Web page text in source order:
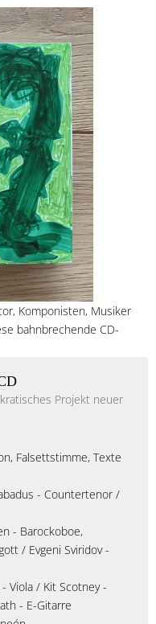
Komponisten, Musiker
bahnbrechende CD-
Projekt neuer
Falsettstimme, Texte
- Countertenor /
- Barockoboe,
/ Evgeni Sviridov -
Viola / Kit Scotney -
- E-Gitarre